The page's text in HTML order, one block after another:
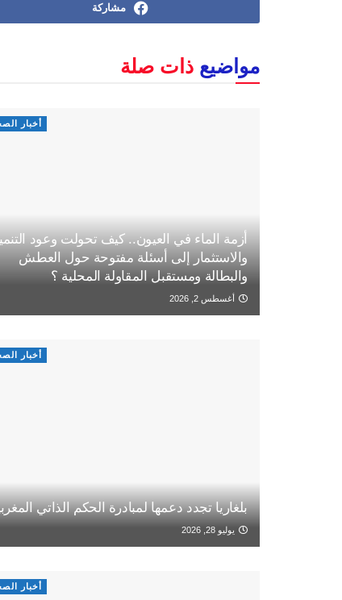
مشاركة
مواضيع ذات صلة
أخبار
أزمة الماء في العيون.. كيف تحولت وعود
والاستثمار إلى أسئلة مفتوحة حول العطش
والبطالة ومستقبل المقاولة المحلية ؟
أغسطس 2, 2026
أخبار
بلغاريا تجدد دعمها لمبادرة الحكم الذاتي
يوليو 28, 2026
أخبار